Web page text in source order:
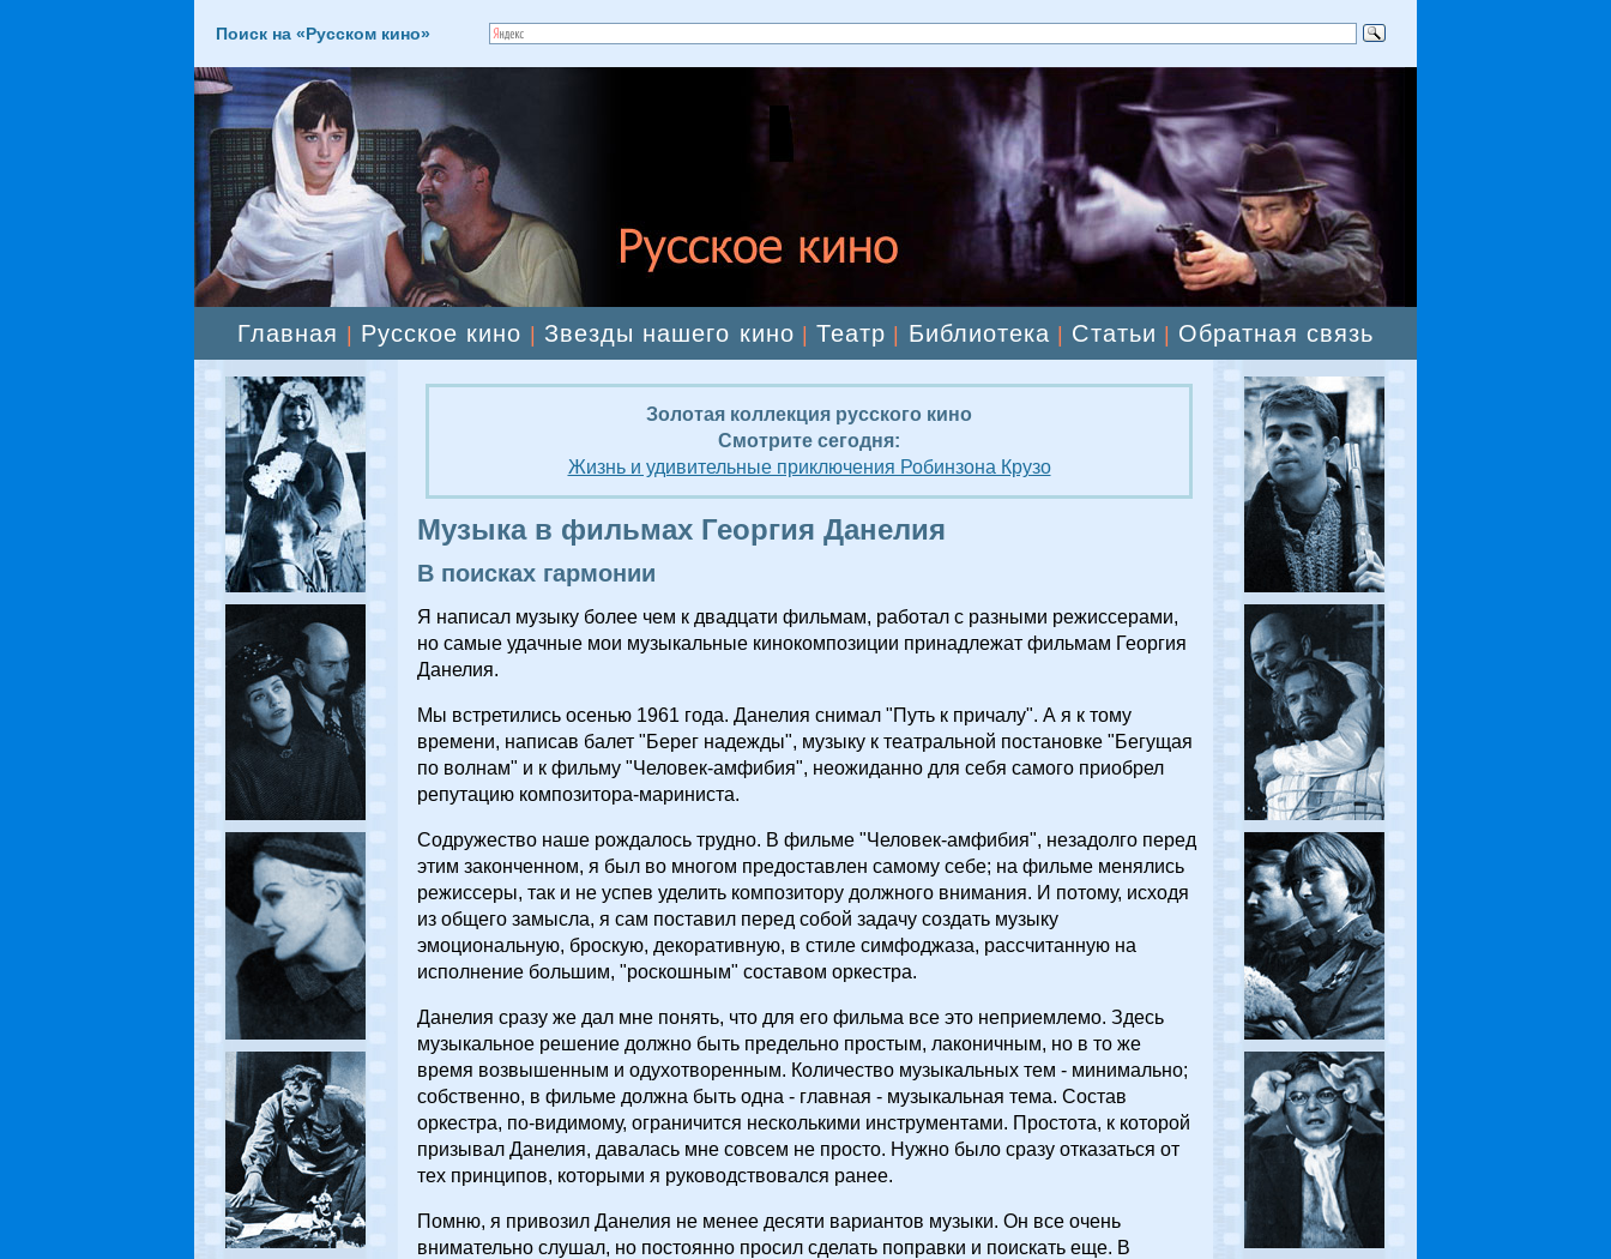
Поиск на «Русском кино»
Главная Русское кино Звезды нашего кино |Театр Библиотека Статьи Обратная связь
Золотая коллекция русского кино
Смотрите сегодня:
Жизнь и удивительные приключения Робинзона Крузо
Музыка в фильмах Георгия Данелия
В поисках гармонии
Я написал музыку более чем к двадцати фильмам, работал с разными режиссерами,
но самые удачные мои музыкальные кинокомпозиции принадлежат фильмам Георгия
Данелия.
Мы встретились осенью 1961 года. Данелия снимал "Путь к причалу". А я к тому
времени, написав балет "Берег надежды", музыку к театральной постановке "Бегущая
по волнам" и к фильму "Человек-амфибия", неожиданно для себя самого приобрел
репутацию композитора-мариниста.
Содружество наше рождалось трудно. В фильме "Человек-амфибия", незадолго перед
этим законченном, я был во многом предоставлен самому себе; на фильме менялись
режиссеры, так и не успев уделить композитору должного внимания. И потому, исходя
из общего замысла, я сам поставил перед собой задачу создать музыку
эмоциональную, броскую, декоративную, в стиле симфоджаза, рассчитанную на
исполнение большим, "роскошным" составом оркестра.
Данелия сразу же дал мне понять, что для его фильма все это неприемлемо. Здесь
музыкальное решение должно быть предельно простым, лаконичным, но в то же
время возвышенным и одухотворенным. Количество музыкальных тем - минимально;
собственно, в фильме должна быть одна - главная - музыкальная тема. Состав
оркестра, по-видимому, ограничится несколькими инструментами. Простота, к которой
призывал Данелия, давалась мне совсем не просто. Нужно было сразу отказаться от
тех принципов, которыми я руководствовался ранее.
Помню, я привозил Данелия не менее десяти вариантов музыки. Он все очень
внимательно слушал, но постоянно просил сделать поправки и поискать еще. В